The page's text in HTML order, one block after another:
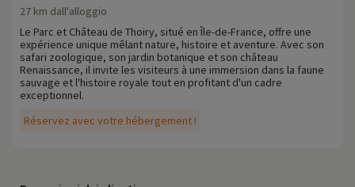
Réservez avec votre hébergement !
27 km dall'alloggio
Le Parc et Château de Thoiry, situé en Île-de-France, offre une
expérience unique mêlant nature, histoire et aventure. Avec son
safari zoologique, son jardin botanique et son château
Renaissance, il invite les visiteurs à une immersion dans la faune
sauvage et l'histoire royale tout en profitant d'un cadre
exceptionnel.